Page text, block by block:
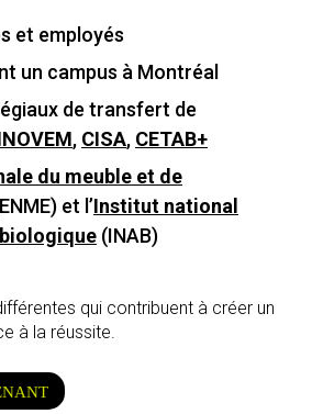
et employés
un campus à Montréal
de transfert de
, CISA, CETAB+
du meuble et de
et l’Institut national
(INAB)
qui contribuent à créer un
à la réussite.